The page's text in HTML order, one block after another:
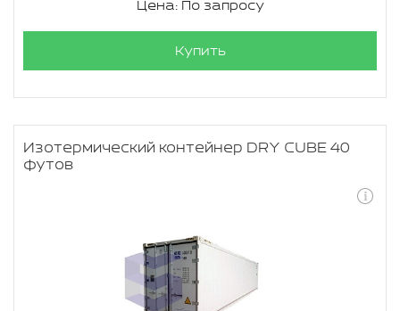
Цена: По запросу
Купить
Изотермический контейнер DRY CUBE 40
футов